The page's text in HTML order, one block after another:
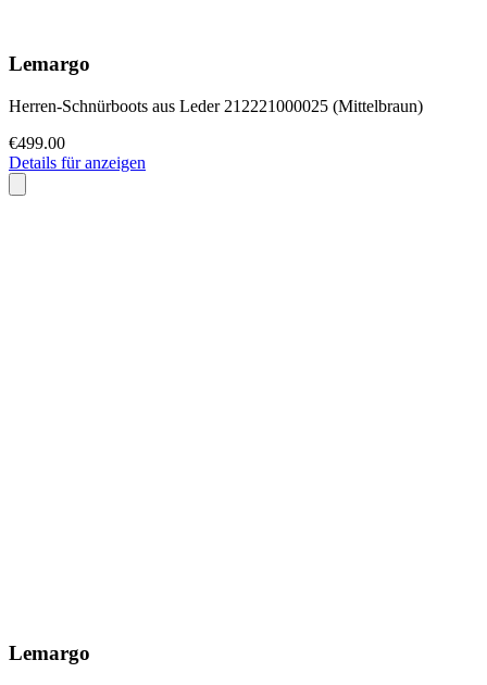
Lemargo
Herren-Schnürboots aus Leder 212221000025 (Mittelbraun)
€499.00
Details für anzeigen
Lemargo